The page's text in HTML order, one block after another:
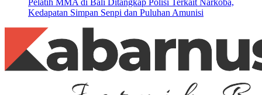
Pelatih MMA di Bali Ditangkap Polisi Terkait Narkoba,
Kedapatan Simpan Senpi dan Puluhan Amunisi